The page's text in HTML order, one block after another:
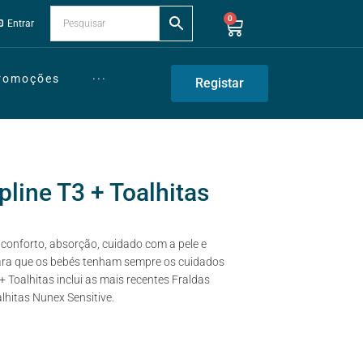
Entrar 0
··· Registar
T3 + Toalhitas
absorção, cuidado com a pele e
que os bebés tenham sempre os cuidados
Toalhitas inclui as mais recentes Fraldas
Nunex Sensitive.